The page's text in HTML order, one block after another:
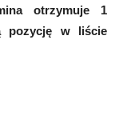
otrzymuje 1
pozycję w liście